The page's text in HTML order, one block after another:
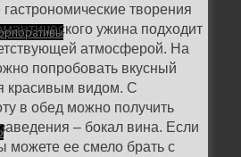
творения
ужина подходит
атмосферой. На
попробовать вкусный
красивым видом. С
в обед можно получить
– бокал вина. Если
можете ее смело брать с